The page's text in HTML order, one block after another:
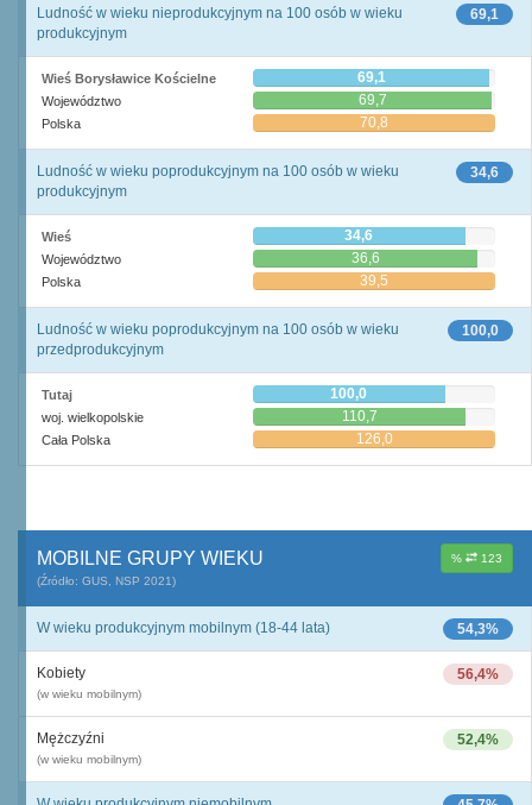
69,1
Ludność w wieku nieprodukcyjnym na 100 osób w wieku
produkcyjnym
Wieś Borysławice Kościelne 69,1
Województwo 69,7
Polska 70,8
34,6
Ludność w wieku poprodukcyjnym na 100 osób w wieku
produkcyjnym
Wieś 34,6
Województwo 36,6
Polska 39,5
100,0
Ludność w wieku poprodukcyjnym na 100 osób w wieku
przedprodukcyjnym
Tutaj 100,0
woj. wielkopolskie 110,7
Cała Polska 126,0
% 123
MOBILNE GRUPY WIEKU
(Źródło: GUS, NSP 2021)
54,3%
W wieku produkcyjnym mobilnym (18-44 lata)
56,4%
Kobiety
(w wieku mobilnym)
52,4%
Mężczyźni
(w wieku mobilnym)